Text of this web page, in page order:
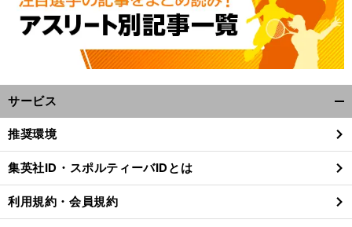
サービス
閉
る
推奨環境
集英社ID・スポルティーバIDとは
利用規約・会員規約